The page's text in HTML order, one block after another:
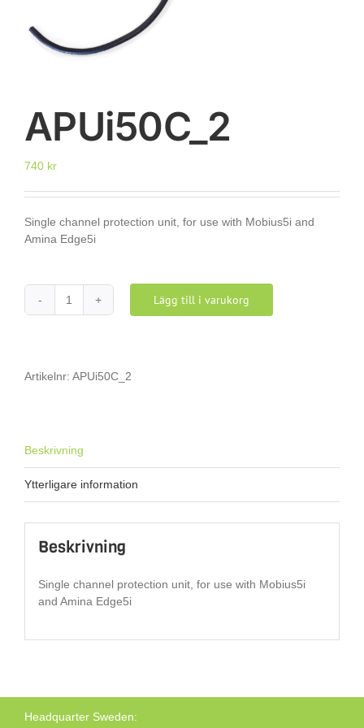
APUi50C_2
740 kr
Single channel protection unit, for use with Mobius5i and
Amina Edge5i
APUi50C_2
Lägg till i varukorg
Artikelnr: APUi50C_2
Beskrivning
Ytterligare information
Beskrivning
Single channel protection unit, for use with Mobius5i
and Amina Edge5i
Headquarter Sweden: